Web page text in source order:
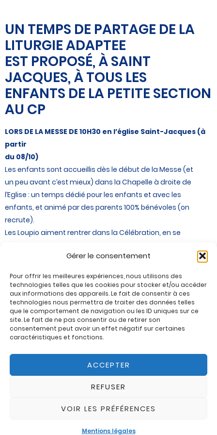
Gérer le consentement
Pour offrir les meilleures expériences, nous utilisons des
technologies telles que les cookies pour stocker et/ou accéder
aux informations des appareils. Le fait de consentir à ces
technologies nous permettra de traiter des données telles
que le comportement de navigation ou les ID uniques sur ce
site. Le fait de ne pas consentir ou de retirer son
consentement peut avoir un effet négatif sur certaines
caractéristiques et fonctions.
ACCEPTER
REFUSER
VOIR LES PRÉFÉRENCES
Mentions légales
UN TEMPS DE PARTAGE DE LA
LITURGIE ADAPTEE
EST PROPOSÉ, À SAINT
JACQUES, À TOUS LES
ENFANTS DE LA PETITE SECTION
AU CP
LORS DE LA MESSE DE 10H30 en l’église Saint-Jacques (à
partir
du 08/10)
Les enfants sont accueillis dès le début de la Messe (et
un peu avant c’est mieux) dans la Chapelle à droite de
l’Eglise : un temps dédié pour les enfants et avec les
enfants, et animé par des parents 100% bénévoles (on
recrute).
Les Loupio aiment rentrer dans la Célébration, en se
pour revenir sur l’Evangile de la semaine précédente, de
prendre un temps pour lire l’Evangile du Jour,
l’expliquer et colorier.
Ils sont ensuite invités à remonter l’Allée Centrale (au
moment de la procession des offrandes) pour s’asseoir
devant « pour mieux voir » et prendre le temps d’assister
Ils retrouveront leurs parents au moment de la Paix du
Christ.
Aucune inscription préalable n’est nécessaire, nous
vous faire connaître : bernisolenne@gmail.com